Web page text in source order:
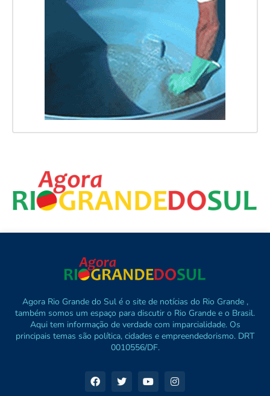
Agora Rio Grande do Sul é o site de notícias do Rio Grande ,
também somos um espaço para discutir o Rio Grande e o Brasil.
Aqui tem informação de verdade com imparcialidade. Os
principais temas são política, cidades e empreendedorismo. DRT
0010556/DF.